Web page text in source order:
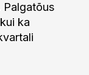
Palgatõus
ka